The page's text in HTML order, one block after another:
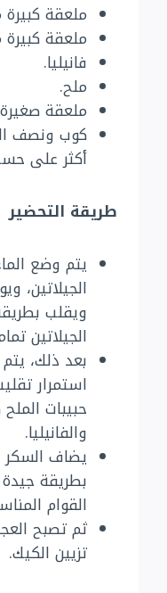
ملعقة كبيرة
ملعقة
فانيليا.
ملح.
ملعقة
كوب ونصف
أكثر على
طريقة التحضير
يتم وضع
الجيلاتين،
ويقلب
الجيلاتين
بعد ذلك،
استمرار
حبيبات
والفانيليا.
يضاف السكر
بطريقة
القوام
ثم تصبح
تزيين الكيك.